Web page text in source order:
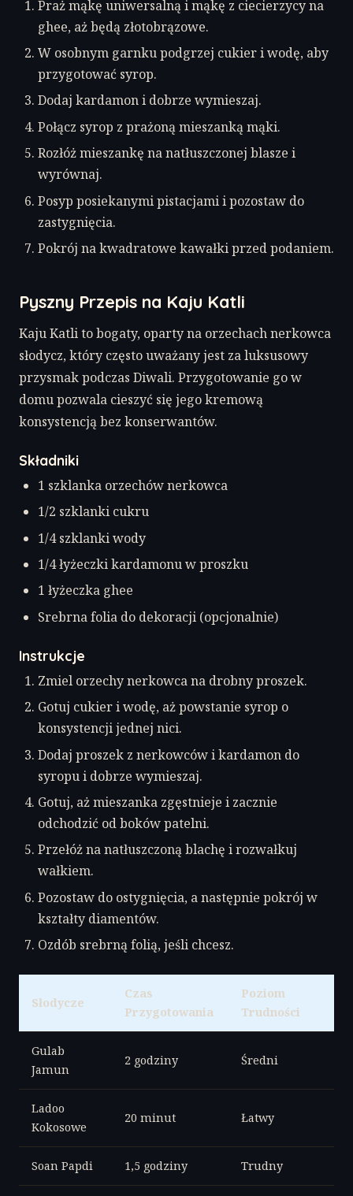
Praż mąkę uniwersalną i mąkę z ciecierzycy na
ghee, aż będą złotobrązowe.
W osobnym garnku podgrzej cukier i wodę, aby
przygotować syrop.
Dodaj kardamon i dobrze wymieszaj.
Połącz syrop z prażoną mieszanką mąki.
Rozłóż mieszankę na natłuszczonej blasze i
wyrównaj.
Posyp posiekanymi pistacjami i pozostaw do
zastygnięcia.
Pokrój na kwadratowe kawałki przed podaniem.
Pyszny Przepis na Kaju Katli
Kaju Katli to bogaty, oparty na orzechach nerkowca
słodycz, który często uważany jest za luksusowy
przysmak podczas Diwali. Przygotowanie go w
domu pozwala cieszyć się jego kremową
konsystencją bez konserwantów.
Składniki
1 szklanka orzechów nerkowca
1/2 szklanki cukru
1/4 szklanki wody
1/4 łyżeczki kardamonu w proszku
1 łyżeczka ghee
Srebrna folia do dekoracji (opcjonalnie)
Instrukcje
Zmiel orzechy nerkowca na drobny proszek.
Gotuj cukier i wodę, aż powstanie syrop o
konsystencji jednej nici.
Dodaj proszek z nerkowców i kardamon do
syropu i dobrze wymieszaj.
Gotuj, aż mieszanka zgęstnieje i zacznie
odchodzić od boków patelni.
Przełóż na natłuszczoną blachę i rozwałkuj
wałkiem.
Pozostaw do ostygnięcia, a następnie pokrój w
kształty diamentów.
Ozdób srebrną folią, jeśli chcesz.
Słodycze
Czas
Przygotowania
Poziom
Trudności
Gulab
Jamun
2 godziny Średni
Ladoo
Kokosowe
20 minut Łatwy
Soan Papdi 1,5 godziny Trudny